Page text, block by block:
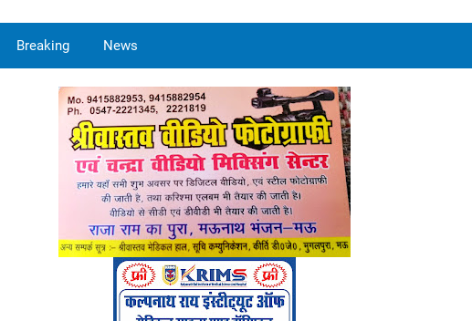
Breaking News